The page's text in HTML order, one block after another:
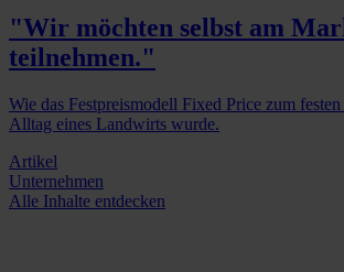
"Wir möchten selbst am
teilnehmen."
Wie das Festpreismodell Fixed Price zum
Alltag eines Landwirts wurde.
Artikel
Unternehmen
Alle Inhalte entdecken